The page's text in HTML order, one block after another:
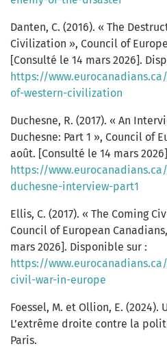
Danten, C. (2016). « The
Civilization », Council of
[Consulté le 14 mars 2026].
https://
of-western-civilization
Duchesne, R. (2017). « An
Duchesne: Part 1 », Council of
août. [Consulté le 14 mars
https://
duchesne-interview-part1
Ellis, C. (2017). « The Coming
Council of European
mars 2026]. Disponible sur :
https://
civil-war-in-europe
Foessel, M. et Ollion, E. (2024).
L’extrême droite contre la
Paris.